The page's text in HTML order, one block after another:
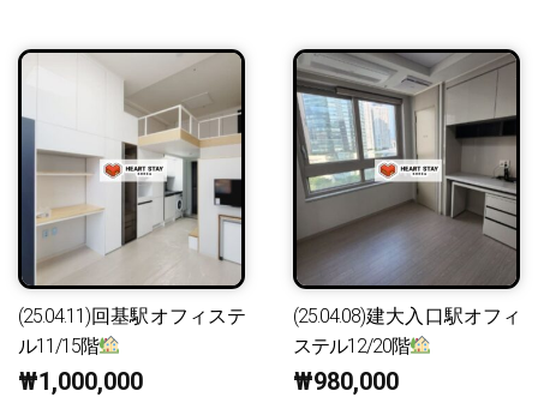
(25.04.11)回基駅オフィステ
ル11/15階
₩1,000,000
(25.04.08)建大入口駅オフィ
ステル12/20階
₩980,000